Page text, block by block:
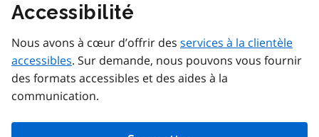
Accessibilité
Nous avons à cœur d’offrir des services à la clientèle
accessibles. Sur demande, nous pouvons vous fournir
des formats accessibles et des aides à la
communication.